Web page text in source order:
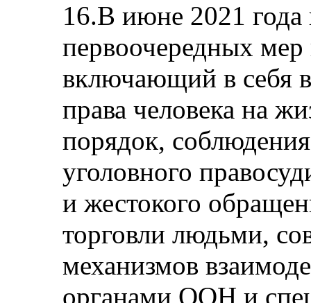
16.В июне 2021
первоочередных мер
включающий в себя
права человека на
порядок,
уголовного
и жестокого
торговли людьми,
механизмов
органами ООН и